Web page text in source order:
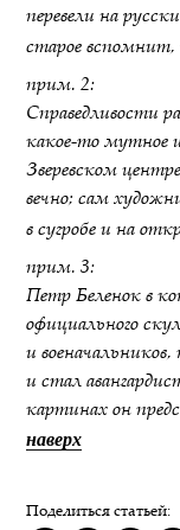
перевели на
старое вспомнит,
прим. 2:
Справедливости
какое-то мутное
Зверевском
вечно; сам
в сугробе и на
прим. 3:
Петр Беленок в
официального
и военачальников,
и стал
картинах он
наверх
Поделиться статьей: